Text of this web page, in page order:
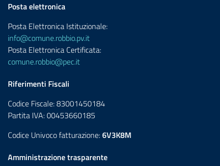
Posta elettronica
Posta Elettronica Istituzionale:
info@comune.robbio.pv.it
Posta Elettronica Certificata:
comune.robbio@pec.it
Riferimenti Fiscali
Codice Fiscale: 83001450184
Partita IVA: 00453660185
Codice Univoco fatturazione:6V3K8M
Amministrazione trasparente